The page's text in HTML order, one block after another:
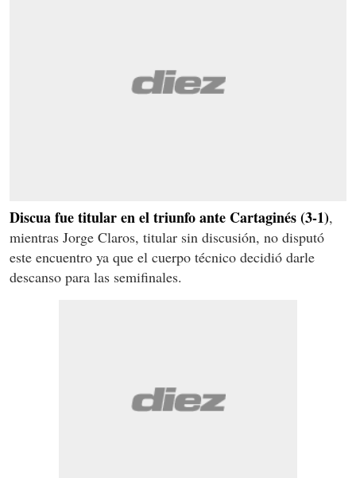
Discua fue titular en el triunfo ante Cartaginés (3-1),
mientras Jorge Claros, titular sin discusión, no disputó
este encuentro ya que el cuerpo técnico decidió darle
descanso para las semifinales.